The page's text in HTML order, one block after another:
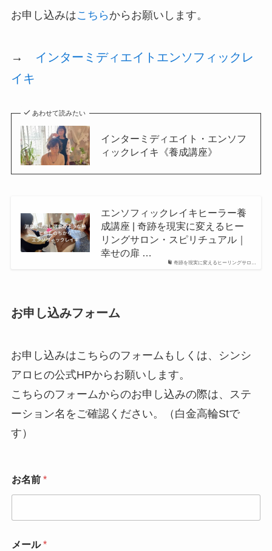
お申し込みはこちら からお願いします。
→ インターミディエイトエンソフィックレ
イキ
あわせて読みたい
インターミディエイト・エンソフ
ィックレイキ《養成講座》
奇跡を現実に変えるヒーリングサロ…
エンソフィックレイキヒーラー養
成講座 | 奇跡を現実に変えるヒー
リングサロン・スピリチュアル｜
幸せの扉 …
お申し込みフォーム
お申し込みはこちらのフォームもしくは、シンシ
アロヒの公式HPからお願いします。
こちらのフォームからのお申し込みの際は、ステ
ーション名をご確認ください。（白金高輪Stで
す）
お名前 *
メール*